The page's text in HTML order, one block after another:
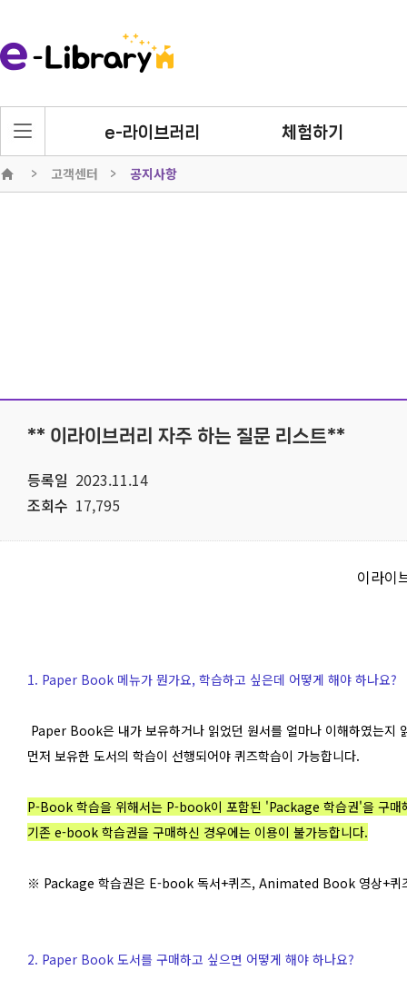
e-라이브러리 체험하기
고객센터 공지사항
** 이라이브러리 자주 하는 질문 리스트**
등록일 2023.11.14
조회수 17,795
이라이
1. Paper Book 메뉴가 뭔가요, 학습하고 싶은데 어떻게 해야 하나요?
Paper Book은 내가 보유하거나 읽었던 원서를 얼마나 이해하였는지
먼저 보유한 도서의 학습이 선행되어야 퀴즈학습이 가능합니다.
P-Book 학습을 위해서는 P-book이 포함된 'Package 학습권'을 구매
기존 e-book 학습권을 구매하신 경우에는 이용이 불가능합니다.
※ Package 학습권은 E-book 독서+퀴즈, Animated Book 영상+퀴
2. Paper Book 도서를 구매하고 싶으면 어떻게 해야 하나요?